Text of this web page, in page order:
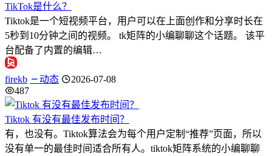
TikTok是什么？
Tiktok是一个短视频平台，用户可以在上面创作和分享时长在
5秒到10分钟之间的视频。 tk矩阵的小编聊聊这个话题。 该平
台配备了内置的编辑…
firekb 动态
2026-07-08
487
Tiktok 有没有最佳发布时间？
有，也没有。Tiktok算法会为每个用户定制“推荐”页面，所以
没有单一的最佳时间适合所有人。tiktok矩阵系统的小编聊聊